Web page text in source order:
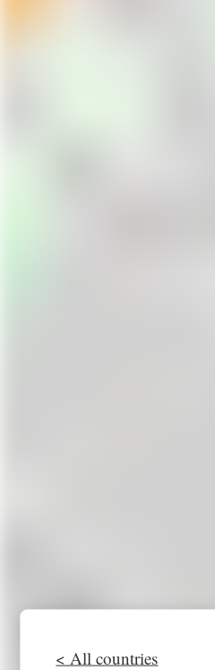
< All countries